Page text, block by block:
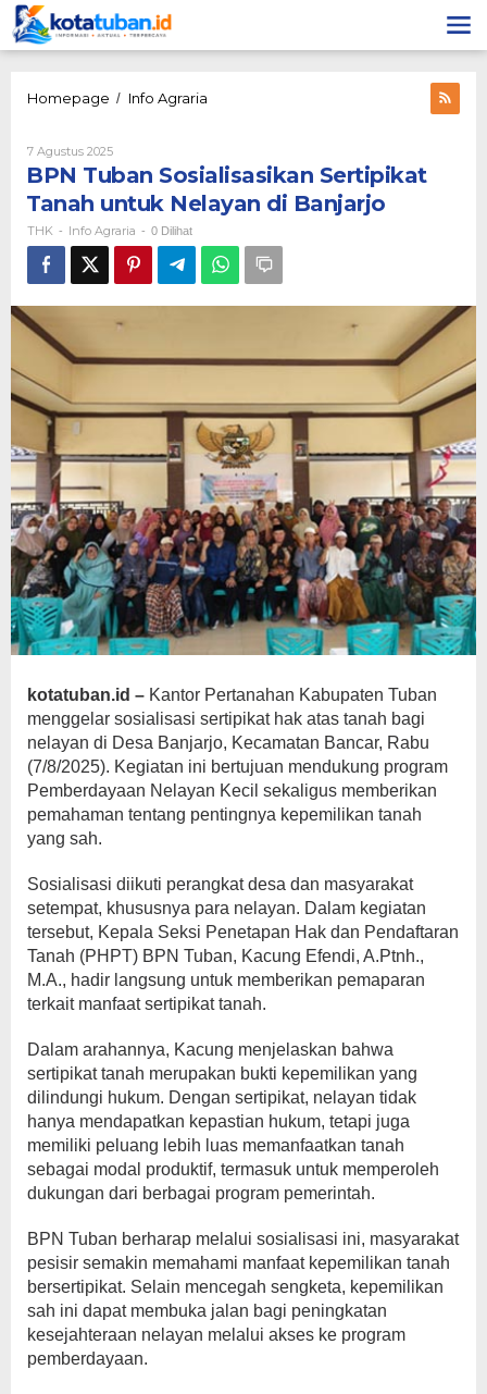
Lewati
ke
konten
Homepage / Info Agraria
Tanah
Nelayan
Banjarjo
7 Agustus 2025Oleh
THK
BPN Tuban Sosialisasikan Sertipikat
Tanah untuk Nelayan di Banjarjo
THK - Info Agraria - 0 Dilihat
kotatuban.id – Kantor Pertanahan Kabupaten Tuban
menggelar sosialisasi sertipikat hak atas tanah bagi
nelayan di Desa Banjarjo, Kecamatan Bancar, Rabu
(7/8/2025). Kegiatan ini bertujuan mendukung program
Pemberdayaan Nelayan Kecil sekaligus memberikan
pemahaman tentang pentingnya kepemilikan tanah
yang sah.
Sosialisasi diikuti perangkat desa dan masyarakat
setempat, khususnya para nelayan. Dalam kegiatan
tersebut, Kepala Seksi Penetapan Hak dan Pendaftaran
Tanah (PHPT) BPN Tuban, Kacung Efendi, A.Ptnh.,
M.A., hadir langsung untuk memberikan pemaparan
terkait manfaat sertipikat tanah.
Dalam arahannya, Kacung menjelaskan bahwa
sertipikat tanah merupakan bukti kepemilikan yang
dilindungi hukum. Dengan sertipikat, nelayan tidak
hanya mendapatkan kepastian hukum, tetapi juga
memiliki peluang lebih luas memanfaatkan tanah
sebagai modal produktif, termasuk untuk memperoleh
dukungan dari berbagai program pemerintah.
BPN Tuban berharap melalui sosialisasi ini, masyarakat
pesisir semakin memahami manfaat kepemilikan tanah
bersertipikat. Selain mencegah sengketa, kepemilikan
sah ini dapat membuka jalan bagi peningkatan
kesejahteraan nelayan melalui akses ke program
pemberdayaan.